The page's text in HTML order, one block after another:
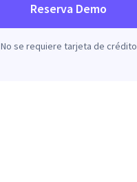
Reserva Demo
No se requiere tarjeta de crédito